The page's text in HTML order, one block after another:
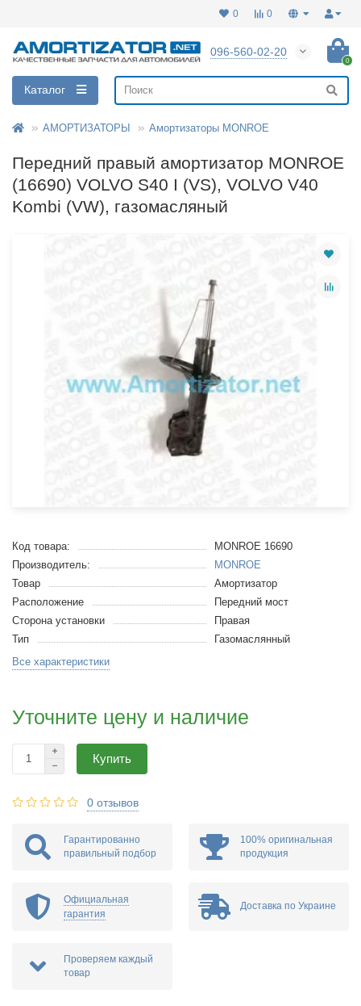
0
0
096-560-02-20
0
Каталог
АМОРТИЗАТОРЫ Амортизаторы MONROE
Передний правый амортизатор MONROE
(16690) VOLVO S40 I (VS), VOLVO V40
Kombi (VW), газомасляный
Код товара:
MONROE 16690
Производитель:
MONROE
Товар
Амортизатор
Расположение
Передний мост
Сторона установки
Правая
Тип
Газомаслянный
Все характеристики
Уточните цену и наличие
Купить
0 отзывов
Гарантированно
правильный подбор
100% оригинальная
продукция
Официальная
гарантия
Доставка по Украине
Проверяем каждый
товар